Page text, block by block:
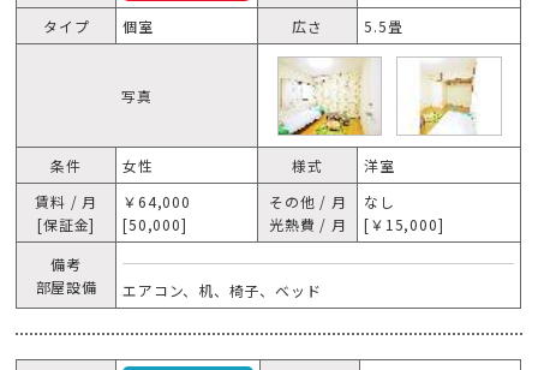
タイプ
個室 広さ 5.5畳
写真
条件 女性 様式
洋室
賃料 / 月
[保証金]
￥64,000
[50,000]
その他 / 月
光熱費 / 月
なし
[￥15,000]
備考
部屋設備
エアコン、机、椅子、ベッド